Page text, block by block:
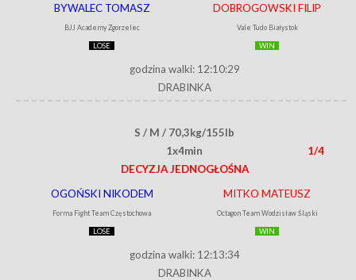
BYWALEC TOMASZ
BJJ Academy Zgorzelec
LOSE
DOBROGOWSKI FILIP
Vale Tudo Białystok
WIN
godzina walki: 12:10:29
DRABINKA
S / M / 70,3kg/155lb
1x4min
1/4
DECYZJA JEDNOGŁOŚNA
OGOŃSKI NIKODEM
Forma Fight Team Częstochowa
LOSE
MITKO MATEUSZ
Octagon Team Wodzisław Śląski
WIN
godzina walki: 12:13:34
DRABINKA